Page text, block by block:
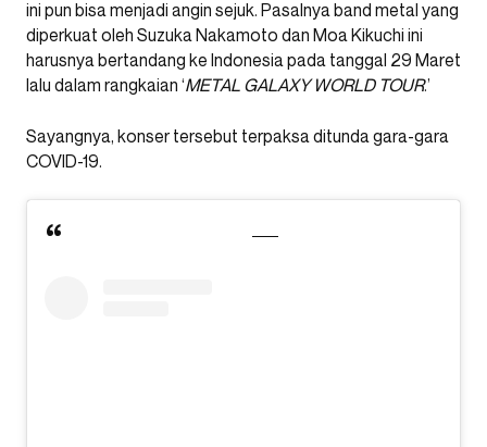
ini pun bisa menjadi angin sejuk. Pasalnya band metal yang
diperkuat oleh Suzuka Nakamoto dan Moa Kikuchi ini
harusnya bertandang ke Indonesia pada tanggal 29 Maret
lalu dalam rangkaian ‘METAL GALAXY WORLD TOUR.’
Sayangnya, konser tersebut terpaksa ditunda gara-gara
COVID-19.